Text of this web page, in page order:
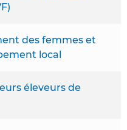
des femmes et
local
éleveurs de